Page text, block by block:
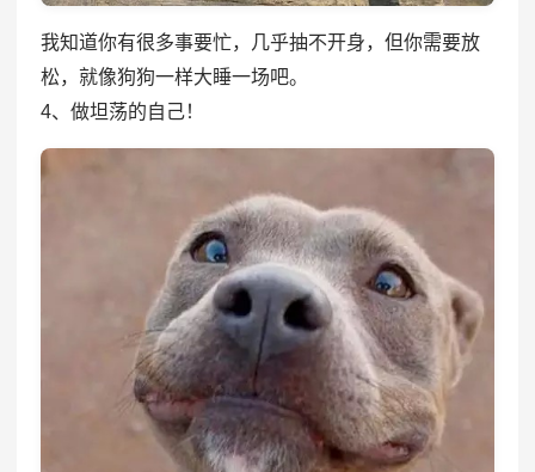
我知道你有很多事要忙，几乎抽不开身，但你需要放
松，就像狗狗一样大睡一场吧。
4、做坦荡的自己！